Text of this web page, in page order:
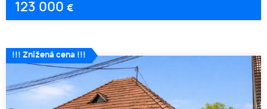
123 000 €
!!! Znížená cena !!!